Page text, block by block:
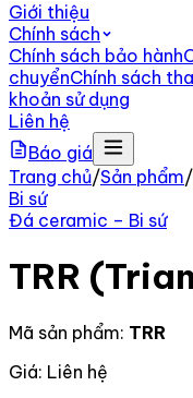
Giới thiệu
Chính sách
Chính sách bảo hành
chuyểnChính sách
khoản sử dụng
Liên hệ
Báo giá
Trang chủ/Sản phẩm/
Bi sứ
Đá ceramic – Bi sứ
TRR
Mã sản phẩm: TRR
Giá: Liên hệ